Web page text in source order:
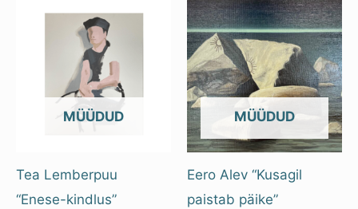
OUT OF STOCK
Tea Lemberpuu
“Enese-kindlus”
OUT OF STOCK
Eero Alev “Kusagil
paistab päike”